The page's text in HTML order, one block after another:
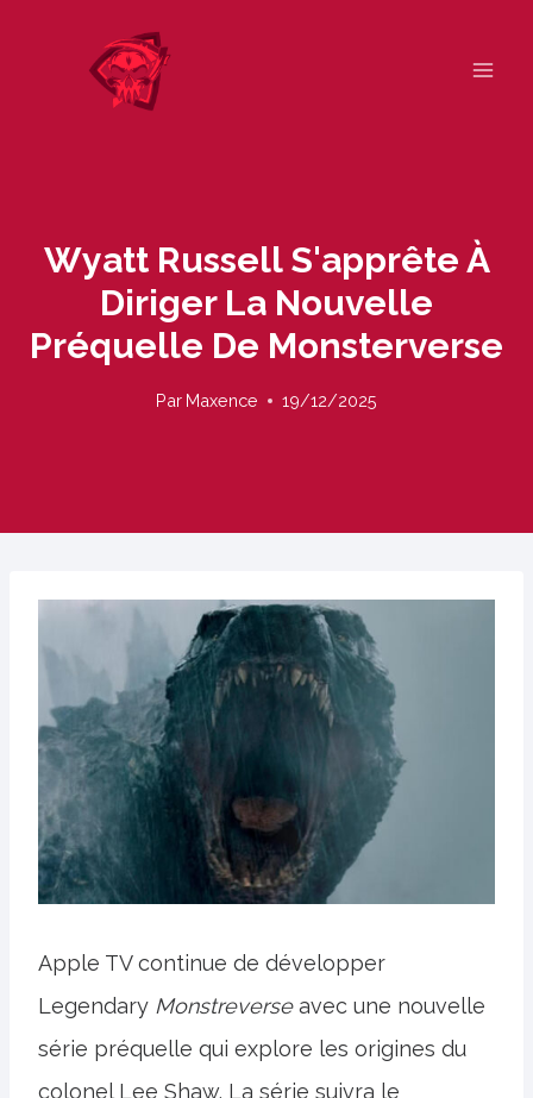
Wyatt Russell S'apprête À
Diriger La Nouvelle
Préquelle De Monsterverse
Par Maxence 19/12/2025
Apple TV continue de développer
Legendary Monstreverseavec une nouvelle
série préquelle qui explore les origines du
colonel Lee Shaw. La série suivra le